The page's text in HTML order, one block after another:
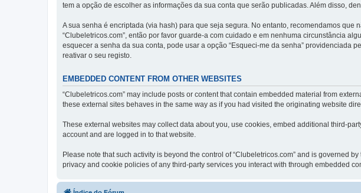
tem a opção de escolher as informações da sua conta que serão publicadas. Além disso,
A sua senha é encriptada (via hash) para que seja segura. No entanto, recomendamos
“Clubeletricos.com”, então por favor guarde-a com cuidado e em nenhuma circunstância
esquecer a senha da sua conta, pode usar a opção “Esqueci-me da senha” providenciada
reativar o seu registo.
EMBEDDED CONTENT FROM OTHER WEBSITES
“Clubeletricos.com” may include posts or content that contain embedded material from
these external sites behaves in the same way as if you had visited the originating website
These external websites may collect data about you, use cookies, embed additional third-
account and are logged in to that website.
Please note that such activity is beyond the control of “Clubeletricos.com” and is governed
privacy and cookie policies of any third-party services you interact with through embedded